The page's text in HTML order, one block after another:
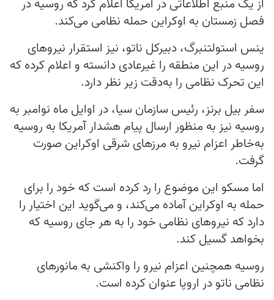
از یک منبع اطلاعاتی در آمریکا اعلام کرد که روسیه در
فصل زمستان به اوکراین حمله نظامی می‌کند.
ینس استولتنبرگ، دبیرکل ناتو، نیز استقرار نیروهای
روسیه در این منطقه را غیرعادی دانسته و اعلام کرده که
این تحرک نظامی را به‌دقت زیر نظر دارد.
سفر بیل برنز، رئیس سازمان سیا، در اوایل ماه نوامبر به
روسیه نیز به منظور ارسال پیام هشدار آمریکا به روسیه
به‌خاطر اعزام نیرو به مرزهای شرقی اوکراین صورت
گرفت.
اما مسکو این موضوع را رد کرده است که خود را برای
حمله به اوکراین آماده می‌کند، و می‌گوید این اختیار را
دارد که نیروهای نظامی خود را به هر جای روسیه که
بخواهد گسیل کند.
روسیه همچنین اعزام نیرو را واکنشی به مانورهای
نظامی ناتو در اروپا عنوان کرده است.